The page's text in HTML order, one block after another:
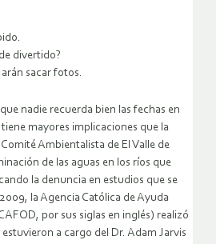
divertido?
sacar fotos.
nadie recuerda bien las fechas en
mayores implicaciones que la
Ambientalista de El Valle de
de las aguas en los ríos que
la denuncia en estudios que se
la Agencia Católica de Ayuda
por sus siglas en inglés) realizó
a cargo del Dr. Adam Jarvis